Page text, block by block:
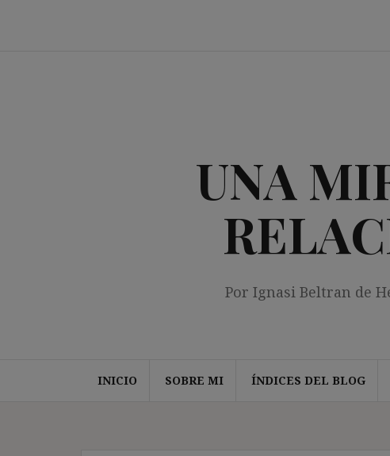
UNA
Por Ignasi Beltran de
INICIO SOBRE MI ÍNDICES DEL BLOG